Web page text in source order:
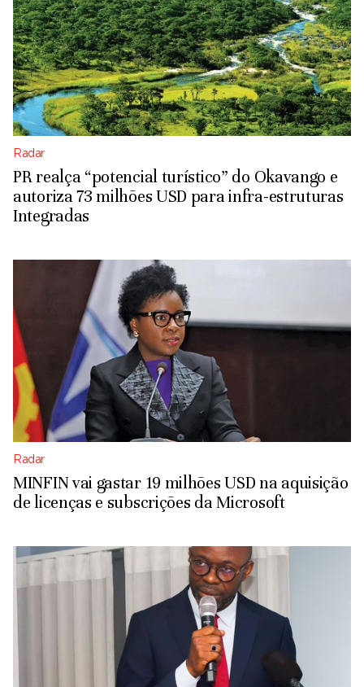
Radar
PR realça “potencial turístico” do Okavango e
autoriza 73 milhões USD para infra-estruturas
Integradas
Radar
MINFIN vai gastar 19 milhões USD na aquisição
de licenças e subscrições da Microsoft